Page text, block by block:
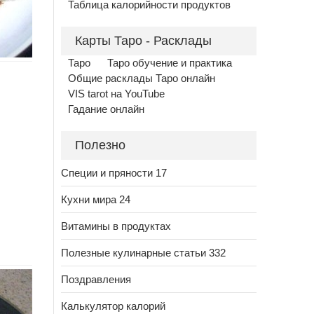
Таблица калорийности продуктов
Карты Таро - Расклады
Таро
Таро обучение и практика
Общие расклады Таро онлайн
VIS tarot на YouTube
Гадание онлайн
Полезно
Специи и пряности 17
Кухни мира 24
Витамины в продуктах
Полезные кулинарные статьи 332
Поздравления
Калькулятор калорий